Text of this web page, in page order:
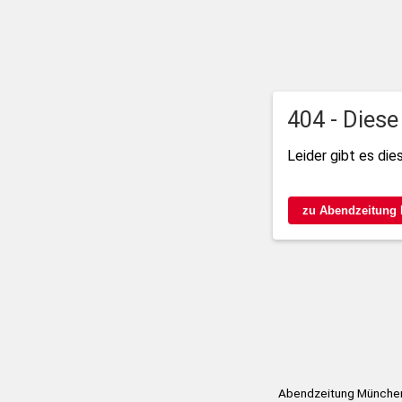
404 -
Leider gibt es
zu Abendzeitung
Abendzeitung